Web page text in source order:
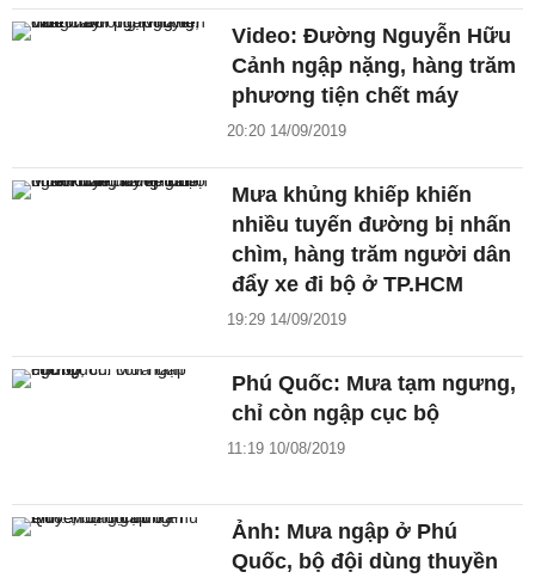
Video: Đường Nguyễn Hữu
Cảnh ngập nặng, hàng trăm
phương tiện chết máy
20:20 14/09/2019
Mưa khủng khiếp khiến
nhiều tuyến đường bị nhấn
chìm, hàng trăm người dân
đẩy xe đi bộ ở TP.HCM
19:29 14/09/2019
Phú Quốc: Mưa tạm ngưng,
chỉ còn ngập cục bộ
11:19 10/08/2019
Ảnh: Mưa ngập ở Phú
Quốc, bộ đội dùng thuyền